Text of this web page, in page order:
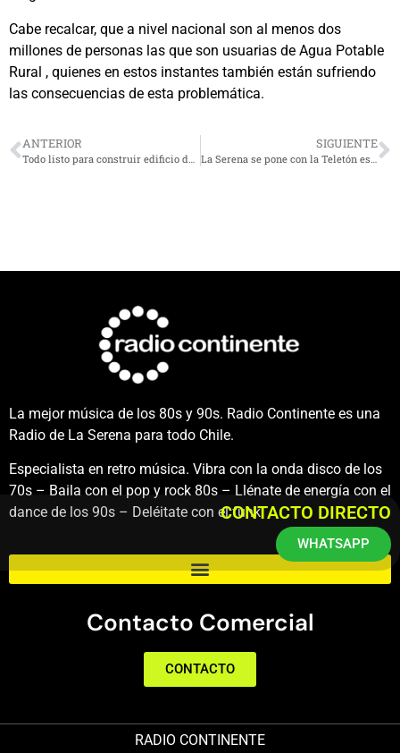
Cabe recalcar, que a nivel nacional son al menos dos
millones de personas las que son usuarias de Agua Potable
Rural , quienes en estos instantes también están sufriendo
las consecuencias de esta problemática.
ANTERIOR
Todo listo para construir edificio de la futura carrera de medicina de la Universidad de La Serena
SIGUIENTE
La Serena se pone con la Teletón este 8 y 9 de noviembre
La mejor música de los 80s y 90s. Radio Continente es una
Radio de La Serena para todo Chile.
Especialista en retro música. Vibra con la onda disco de los
70s – Baila con el pop y rock 80s – Llénate de energía con el
dance de los 90s – Deléitate con el funk.
Contacto Comercial
CONTACTO
RADIO CONTINENTE
CONTACTO DIRECTO
WHATSAPP